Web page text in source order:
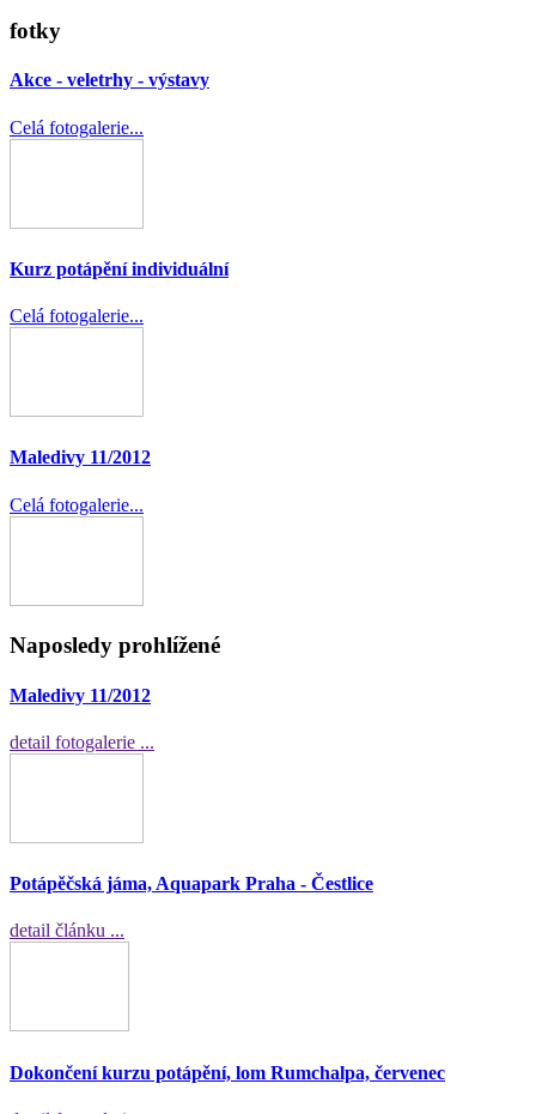
fotky
Akce - veletrhy - výstavy
Celá fotogalerie...
Kurz potápění individuální
Celá fotogalerie...
Maledivy 11/2012
Celá fotogalerie...
Naposledy prohlížené
Maledivy 11/2012
detail fotogalerie ...
Potápěčská jáma, Aquapark Praha - Čestlice
detail článku ...
Dokončení kurzu potápění, lom Rumchalpa, červenec